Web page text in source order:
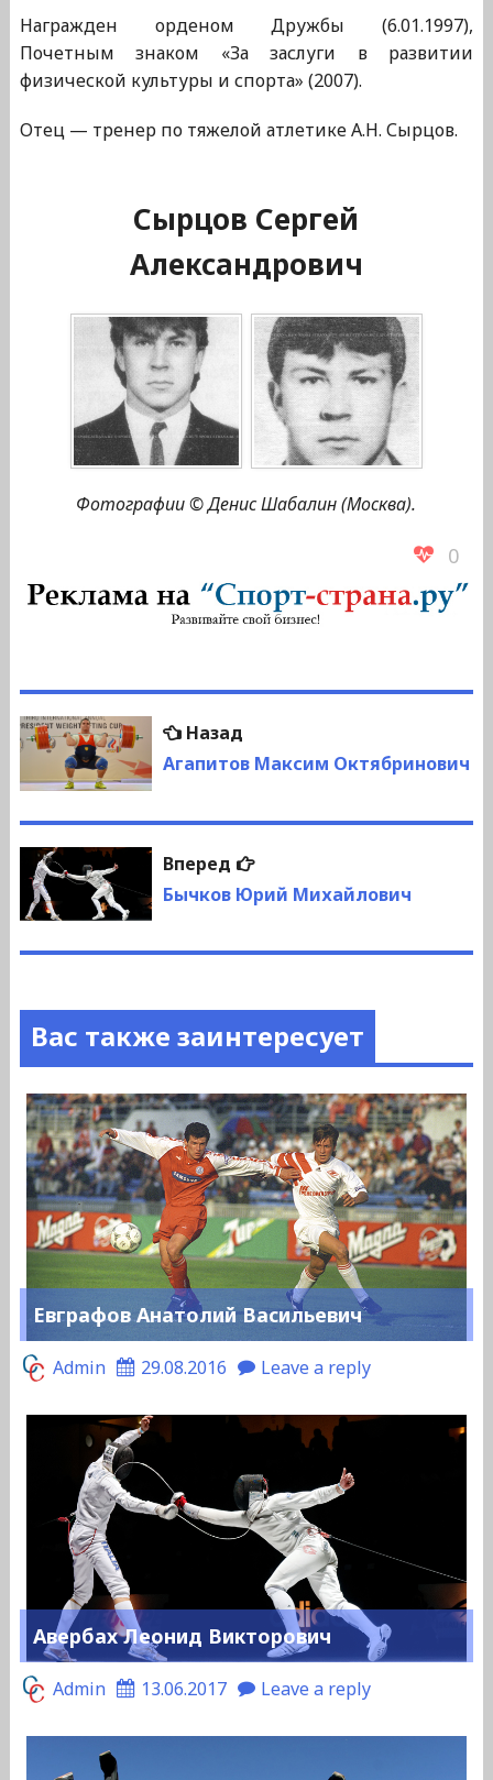
Награжден орденом Дружбы (6.01.1997),
Почетным знаком «За заслуги в развитии
физической культуры и спорта» (2007).
Отец — тренер по тяжелой атлетике А.Н. Сырцов.
Сырцов Сергей
Александрович
Фотографии © Денис Шабалин (Москва).
0
Навигация
по
записям
НазадПредыдущая
запись:
Агапитов Максим Октябринович
Вперед
Следующая
запись:
Бычков Юрий Михайлович
Вас также заинтересует
Евграфов Анатолий Васильевич
Admin 29.08.2016 Leave a reply
Авербах Леонид Викторович
Admin 13.06.2017 Leave a reply